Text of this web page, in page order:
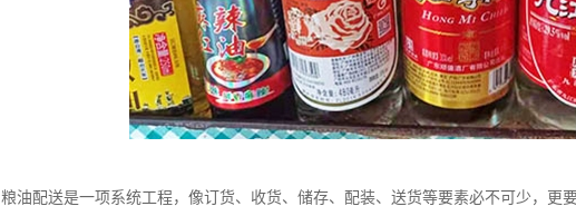
粮油配送是一项系统工程，像订货、收货、储存、配装、送货等要素必不可少，更